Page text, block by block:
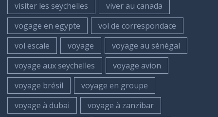
visiter les seychelles
viver au canada
vogage en egypte
vol de correspondace
vol escale
voyage
voyage au sénégal
voyage aux seychelles
voyage avion
voyage brésil
voyage en groupe
voyage à dubai
voyage à zanzibar